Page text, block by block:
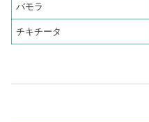
バモラ
チキチータ